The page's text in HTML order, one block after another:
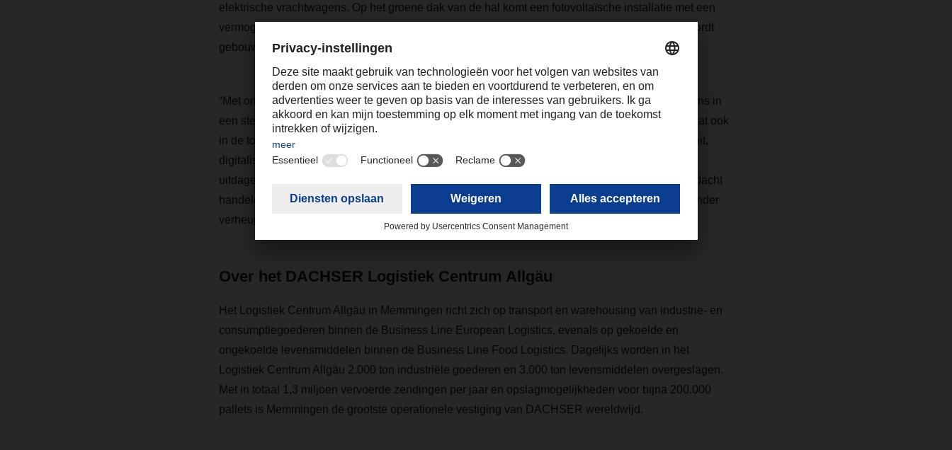
elektrische vrachtwagens. Op het groene dak van de hal komt een fotovoltaïsche installatie met een
vermogen van 1 megawattpiek. Het gebouw, dat volgens moderne energetische standaarden wordt
gebouwd, wordt verwarmd met stadsverwarming uit de e-con verwarmingscentrale Noord.
“Met onze kwaliteit en betrouwbaarheid bieden we onze klanten zekerheid voor hun supply chains in
een steeds volatielere wereld”, zegt Alexander Tonn, COO Road Logistics bij DACHSER. “Om dat ook
in de toekomst te blijven garanderen, investeren we jaar na jaar in ons netwerk: in extra capaciteit,
digitalisering, duurzaamheid én in de mensen die voor DACHSER werken. Juist in economisch
uitdagende tijden kunnen we als stabiel en financieel sterk familiebedrijf vooruitdenken en doordacht
handelen. We bouwen en breiden uit op veel locaties in Duitsland en Europa – en, wat mij bijzonder
verheugt, opnieuw in Memmingen.”
Over het DACHSER Logistiek Centrum Allgäu
Het Logistiek Centrum Allgäu in Memmingen richt zich op transport en warehousing van industrie- en
consumptiegoederen binnen de Business Line European Logistics, evenals op gekoelde en
ongekoelde levensmiddelen binnen de Business Line Food Logistics. Dagelijks worden in het
Logistiek Centrum Allgäu 2.000 ton industriële goederen en 3.000 ton levensmiddelen overgeslagen.
Met in totaal 1,3 miljoen vervoerde zendingen per jaar en opslagmogelijkheden voor bijna 200.000
pallets is Memmingen de grootste operationele vestiging van DACHSER wereldwijd.